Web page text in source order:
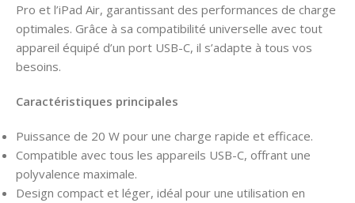
Pro et l’iPad Air, garantissant des performances de charge
optimales. Grâce à sa compatibilité universelle avec tout
appareil équipé d’un port USB-C, il s’adapte à tous vos
besoins.
Caractéristiques principales
Puissance de 20 W pour une charge rapide et efficace.
Compatible avec tous les appareils USB-C, offrant une
polyvalence maximale.
Design compact et léger, idéal pour une utilisation en